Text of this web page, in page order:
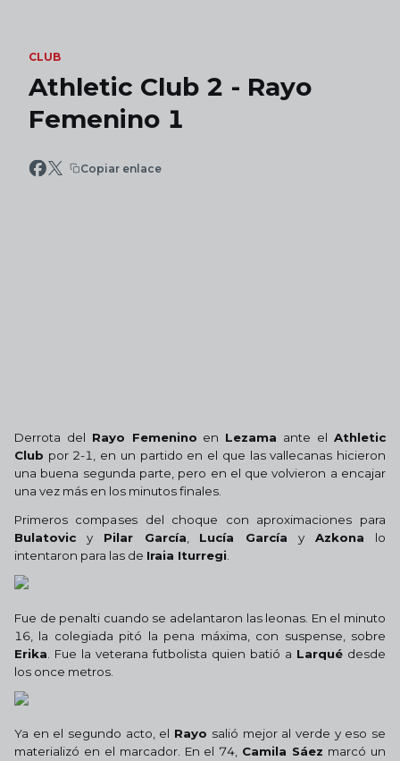
CLUB
Athletic Club 2 - Rayo
Femenino 1
Copiar enlace
Derrota del Rayo Femenino en Lezama ante el Athletic
Club por 2-1, en un partido en el que las vallecanas hicieron
una buena segunda parte, pero en el que volvieron a encajar
una vez más en los minutos finales.
Primeros compases del choque con aproximaciones para
Bulatovic y Pilar García Lucía García yAzkona lo
intentaron para las de Iraia Iturregi
Fue de penalti cuando se adelantaron las leonas. En el minuto
16, la colegiada pitó la pena máxima, con suspense, sobre
Erika . Fue la veterana futbolista quien batió a Larqué desde
los once metros.
Ya en el segundo acto, el Rayo salió mejor al verde y eso se
materializó en el marcador. En el 74, Camila Sáez marcó un